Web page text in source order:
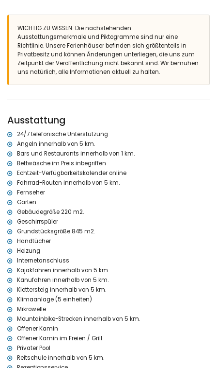
Privater Pool mit den Maßen 8m x 4m und 1,8m tief
3 Terrassen, davon 2 überdacht
Grill
Sitzbereich im Freien und Essbereich im Freien
Weitere Informationen
Nächste Stadt: Jávea (innerhalb von 10 Kilometern von der Villa)
Nächster Ufer oder Küste: Mittelmeer (innerhalb von 5 Kilometern
Nächster Strand: Cala La Barraca, Jávea (innerhalb von 5
Nächster Hafen: Nou Fontana, Jávea (innerhalb von 5 Kilometern
von der Villa)
Nächster Park: La Guardia (innerhalb von 5 Kilometern von der Villa)
Nächster Flughafen: Alicante (innerhalb von 100 Kilometern von der
Villa)
Zweitnächster Flughafen: Valencia (> 100 Kilometer)
Haustiere sind nicht erlaubt
Die Unterkunft ist sehr geeignet für Familien mit Kindern
Einrichtungen und Dienstleistungen, die im Mietpreis der Villa
enthalten sind
Internet (WLAN)
Bügeleisen und Bügelbrett
Bettwäsche und Handtücher
Empfangsservice und 24-Stunden-Notdienst
Warmluftheizung und Klimaanlage
Einrichtungen und Dienstleistungen gegen Aufpreis
Zusatzbett und Kinderbett (auf Anfrage)
Unterhaltung und Freizeitmöglichkeiten für Ihren Urlaub in
Jávea, Costa Blanca
Disco, Bar und Promenade (Paseo Marítimo) (innerhalb von 5
Kilometern vom Haus)
Sehenswürdigkeiten und Kultur in Jávea, Costa Blanca
Museum (Histórico de Jávea, Jávea), Kirche (Virgen de Loreto,
WICHTIG ZU WISSEN: Die nachstehenden
Ausstattungsmerkmale und Piktogramme sind nur eine
Richtlinie. Unsere Ferienhäuser befinden sich größtenteils in
Privatbesitz und können Änderungen unterliegen, die uns zum
Zeitpunkt der Veröffentlichung nicht bekannt sind. Wir bemühen
uns natürlich, alle Informationen aktuell zu halten.
Ausstattung
24/7 telefonische Unterstützung
Angeln innerhalb von 5 km.
Bars und Restaurants innerhalb von 1 km.
Bettwäsche im Preis inbegriffen
Echtzeit-Verfügbarkeitskalender online
Fahrrad-Routen innerhalb von 5 km.
Fernseher
Garten
Gebäudegröße 220 m2.
Geschirrspüler
Grundstücksgröße 845 m2.
Handtücher
Heizung
Internetanschluss
Kajakfahren innerhalb von 5 km.
Kanufahren innerhalb von 5 km.
Klettersteig innerhalb von 5 km.
Klimaanlage (5 einheiten)
Mikrowelle
Mountainbike-Strecken innerhalb von 5 km.
Offener Kamin
Offener Kamin im Freien / Grill
Privater Pool
Reitschule innerhalb von 5 km.